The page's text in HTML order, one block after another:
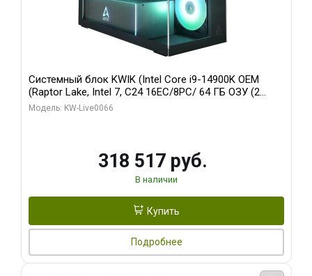
Системный блок KWIK (Intel Core i9-14900K OEM
(Raptor Lake, Intel 7, C24 16EC/8PC/ 64 ГБ ОЗУ (2
модуля)/ Gigabyte RTX5080 XTREME WATERFORCE
Модель: KW-Live0066
318 517 руб.
В наличии
Купить
Подробнее